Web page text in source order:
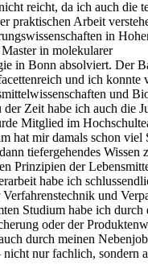
reicht, da ich auch die
praktischen Arbeit
in
in molekularer
in Bonn absolviert. Der
und ich konnte
und
der Zeit habe ich auch die
Mitglied im
hat mir damals schon viel
tiefergehendes Wissen
Prinzipien der
habe ich
und
Studium habe ich durch
oder der
durch meinen
nur fachlich, sondern